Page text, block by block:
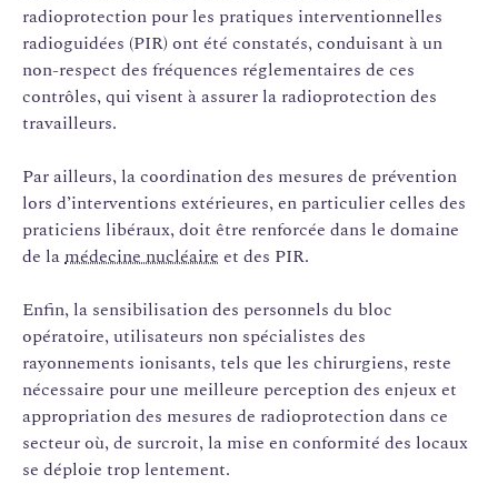
radioprotection pour les pratiques interventionnelles
radioguidées (PIR) ont été constatés, conduisant à un
non-respect des fréquences réglementaires de ces
contrôles, qui visent à assurer la radioprotection des
travailleurs.
Par ailleurs, la coordination des mesures de prévention
lors d’interventions extérieures, en particulier celles des
praticiens libéraux, doit être renforcée dans le domaine
de lamédecine nucléaire et des PIR.
Enfin, la sensibilisation des personnels du bloc
opératoire, utilisateurs non spécialistes des
rayonnements ionisants, tels que les chirurgiens, reste
nécessaire pour une meilleure perception des enjeux et
appropriation des mesures de radioprotection dans ce
secteur où, de surcroit, la mise en conformité des locaux
se déploie trop lentement.